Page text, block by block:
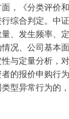
《分类评价
综合判定。中
、发生频率、
况、公司基本
与定量分析，
的报价申购行
型异常行为的